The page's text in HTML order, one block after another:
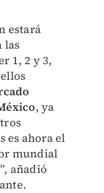
estará
las
1, 2 y 3,
, ya
es ahora el
mundial
añadió